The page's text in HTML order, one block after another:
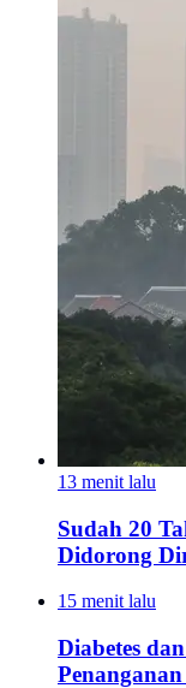
13 menit lalu
Sudah 20
Didorong
15 menit lalu
Diabetes